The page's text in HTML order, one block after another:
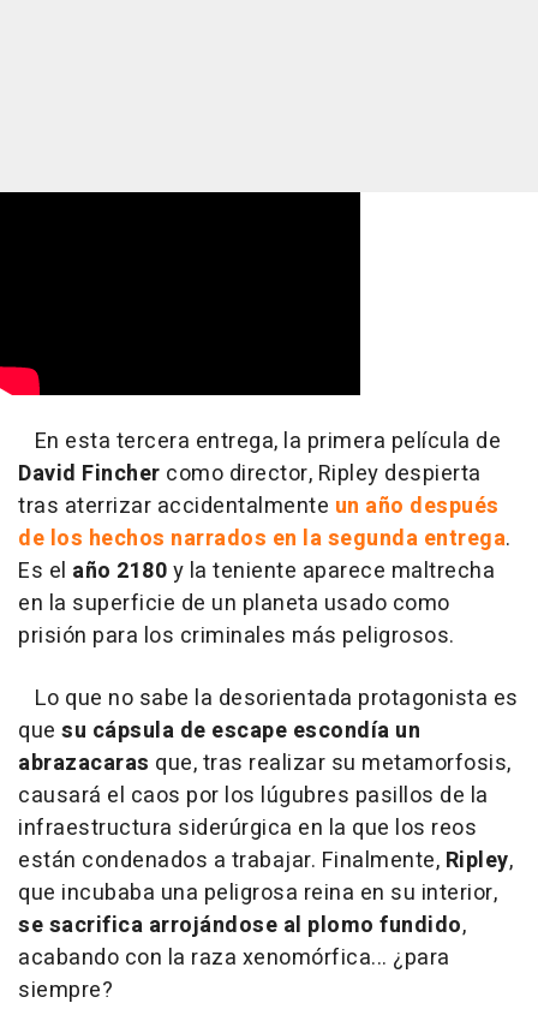
En esta tercera entrega, la primera película de
David Fincher como director, Ripley despierta
tras aterrizar accidentalmente un año después
de los hechos narrados en la segunda entrega.
Es el año 2180y la teniente aparece maltrecha
en la superficie de un planeta usado como
prisión para los criminales más peligrosos.
Lo que no sabe la desorientada protagonista es
que su cápsula de escape escondía un
abrazacaras que, tras realizar su metamorfosis,
causará el caos por los lúgubres pasillos de la
infraestructura siderúrgica en la que los reos
están condenados a trabajar. Finalmente, Ripley,
que incubaba una peligrosa reina en su interior,
se sacrifica arrojándose al plomo fundido,
acabando con la raza xenomórfica... ¿para
siempre?